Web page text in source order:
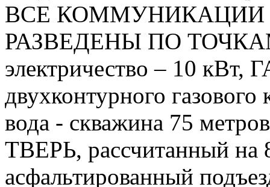
ВСЕ КОММУНИКАЦИИ
РАЗВЕДЕНЫ ПО
электричество – 10 кВт,
двухконтурного
вода - скважина 75
ТВЕРЬ, рассчитанный на
асфальтированный